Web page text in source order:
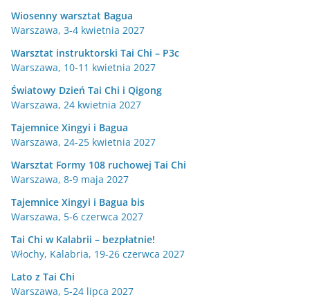
Wiosenny warsztat Bagua
Warszawa, 3-4 kwietnia 2027
Warsztat instruktorski Tai Chi – P3c
Warszawa, 10-11 kwietnia 2027
Światowy Dzień Tai Chi i Qigong
Warszawa, 24 kwietnia 2027
Tajemnice Xingyi i Bagua
Warszawa, 24-25 kwietnia 2027
Warsztat Formy 108 ruchowej Tai Chi
Warszawa, 8-9 maja 2027
Tajemnice Xingyi i Bagua bis
Warszawa, 5-6 czerwca 2027
Tai Chi w Kalabrii – bezpłatnie!
Włochy, Kalabria, 19-26 czerwca 2027
Lato z Tai Chi
Warszawa, 5-24 lipca 2027